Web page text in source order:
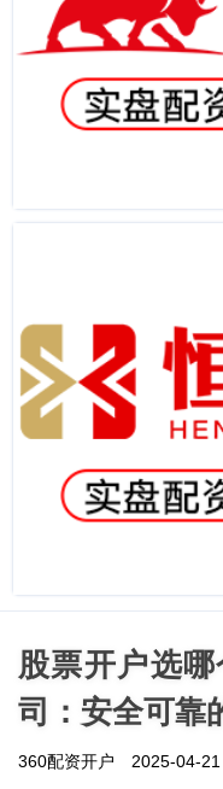
股票开户选
司：安全可靠
360配资开户 2025-04-